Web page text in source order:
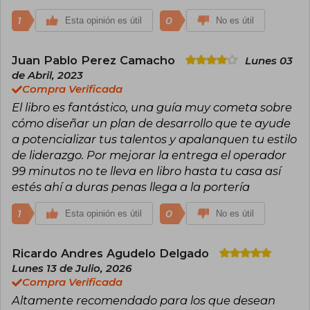
1 Esta opinión es útil 0 No es útil
Juan Pablo Perez Camacho
Lunes 03
de Abril, 2023
Compra Verificada
El libro es fantástico, una guía muy cometa sobre
cómo diseñar un plan de desarrollo que te ayude
a potencializar tus talentos y apalanquen tu estilo
de liderazgo. Por mejorar la entrega el operador
99 minutos no te lleva en libro hasta tu casa así
estés ahí a duras penas llega a la portería
1 Esta opinión es útil 0 No es útil
Ricardo Andres Agudelo Delgado
Lunes 13 de Julio, 2026
Compra Verificada
Altamente recomendado para los que desean